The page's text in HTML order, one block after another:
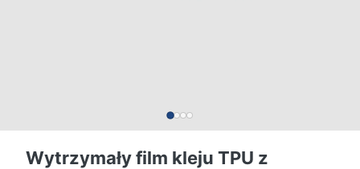
Wytrzymały film kleju TPU z